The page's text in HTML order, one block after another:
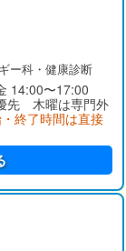
ー科・健康診断
14:00〜17:00
先 木曜は専門外
終了時間は直接